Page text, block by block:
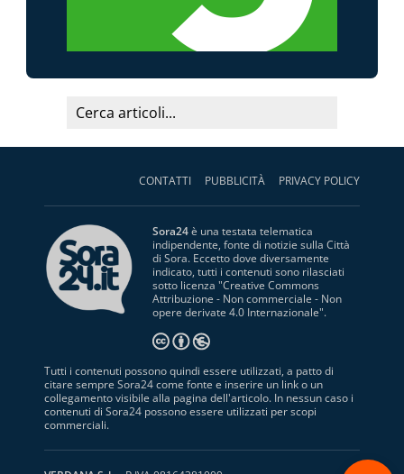
CONTATTI PUBBLICITÀ PRIVACY POLICY
Sora24è una testata telematica
indipendente, fonte di notizie sulla Città
di Sora. Eccetto dove diversamente
indicato, tutti i contenuti sono rilasciati
sotto licenza "Creative Commons
Attribuzione - Non commerciale - Non
opere derivate 4.0 Internazionale".
Tutti i contenuti possono quindi essere utilizzati, a patto di
citare sempre Sora24 come fonte e inserire un link o un
collegamento visibile alla pagina dell'articolo. In nessun caso i
contenuti di Sora24 possono essere utilizzati per scopi
commerciali.